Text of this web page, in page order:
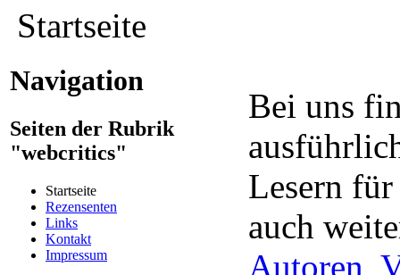
Startseite
Navigation
Seiten der Rubrik
"webcritics"
Startseite
Rezensenten
Links
Kontakt
Impressum
Bei uns
Lesern für
auch
Autoren,